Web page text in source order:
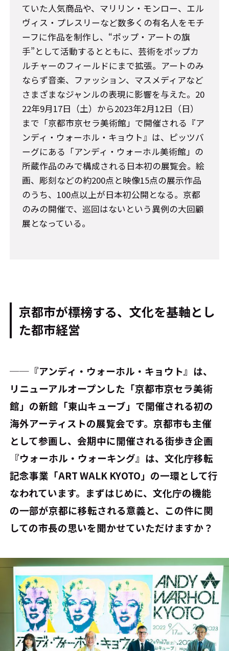
ていた人気商品や、マリリン・モンロー、エル
ヴィス・プレスリーなど数多くの有名人をモチ
ーフに作品を制作し、“ポップ・アートの旗
手”として活動するとともに、芸術をポップカ
ルチャーのフィールドにまで拡張。アートのみ
ならず音楽、ファッション、マスメディアなど
さまざまなジャンルの表現に影響を与えた。20
22年9月17日（土）から2023年2月12日（日）
まで「京都市京セラ美術館」で開催される『ア
ンディ・ウォーホル・キョウト』は、ピッツバ
ーグにある「アンディ・ウォーホル美術館」の
所蔵作品のみで構成される日本初の展覧会。絵
画、彫刻などの約200点と映像15点の展示作品
のうち、100点以上が日本初公開となる。京都
のみの開催で、巡回はないという異例の大回顧
展となっている。
京都市が標榜する、文化を基軸とし
た都市経営
──『アンディ・ウォーホル・キョウト』は、
リニューアルオープンした「京都市京セラ美術
館」の新館「東山キューブ」で開催される初の
海外アーティストの展覧会です。京都市も主催
として参画し、会期中に開催される街歩き企画
『ウォーホル・ウォーキング』は、文化庁移転
記念事業「ART WALK KYOTO」の一環として行
なわれています。まずはじめに、文化庁の機能
の一部が京都に移転される意義と、この件に関
しての市長の思いを聞かせていただけますか？